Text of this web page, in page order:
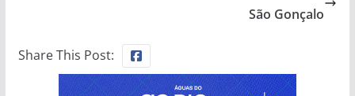
São Gonçalo
Share This Post: